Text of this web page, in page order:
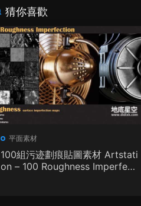
猜你喜歡
平面素材
100組污迹劃痕貼圖素材 Artstati
on – 100 Roughness Imperfecti